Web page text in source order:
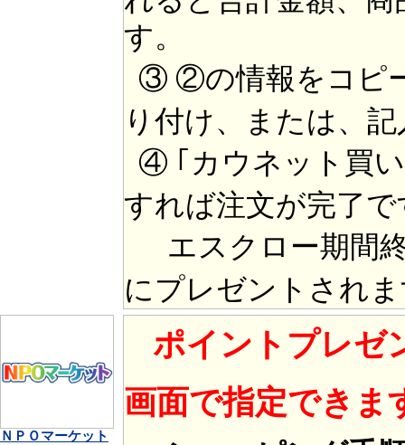
す。
③ ②の情報をコピ
り付け、または、
④ ｢カウネット買
すれば注文が完了で
エスクロー期間
にプレゼントされ
ＮＰＯマーケット
ポイントプレゼ
画面で指定できま